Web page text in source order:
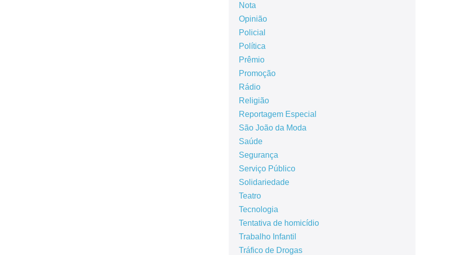
Nota
Opinião
Policial
Política
Prêmio
Promoção
Rádio
Religião
Reportagem Especial
São João da Moda
Saúde
Segurança
Serviço Público
Solidariedade
Teatro
Tecnologia
Tentativa de homicídio
Trabalho Infantil
Tráfico de Drogas